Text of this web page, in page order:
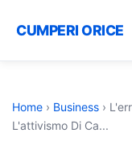
CUMPERI ORICE
Home › Business ›
L'attivismo Di Ca...